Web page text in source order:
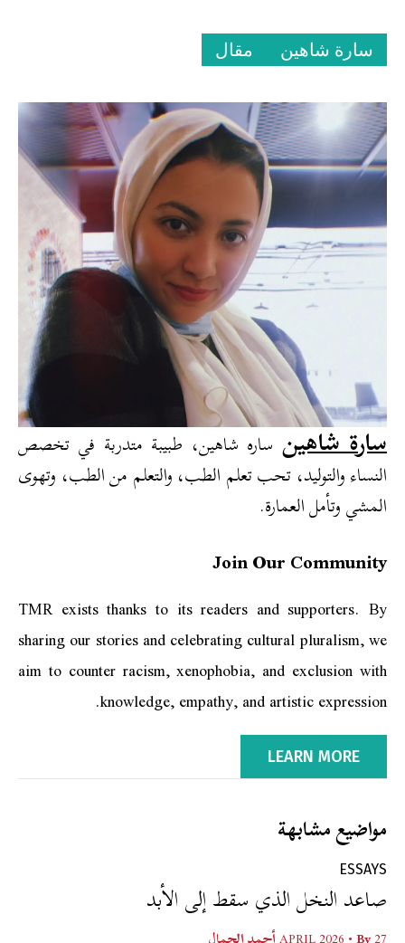
سارة شاهين مقال
سارة شاهين ساره شاهين، طبيبة متدربة في تخصص
النساء والتوليد، تحب تعلم الطب، والتعلم من الطب، وتهوى
المشي وتأمل العمارة.
Join Our Community
TMR exists thanks to its readers and supporters. By
sharing our stories and celebrating cultural pluralism, we
aim to counter racism, xenophobia, and exclusion with
knowledge, empathy, and artistic expression.
LEARN MORE
مواضيع مشابهة
ESSAYS
صاعد النخل الذي سقط إلى الأبد